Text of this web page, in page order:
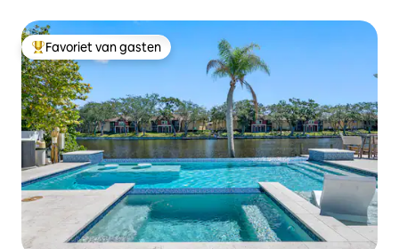
Topfavoriet van gasten
Favoriet van gasten